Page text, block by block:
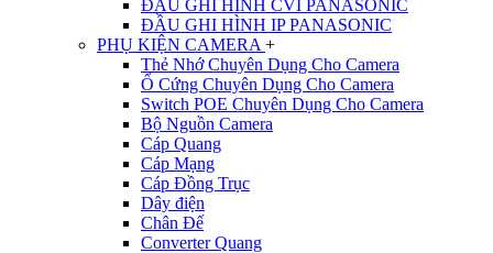
ĐẦU GHI HÌNH CVI PANASONIC
ĐẦU GHI HÌNH IP PANASONIC
PHỤ KIỆN CAMERA +
Thẻ Nhớ Chuyên Dụng Cho Camera
Ổ Cứng Chuyên Dụng Cho Camera
Switch POE Chuyên Dụng Cho Camera
Bộ Nguồn Camera
Cáp Quang
Cáp Mạng
Cáp Đồng Trục
Dây điện
Chân Đế
Converter Quang